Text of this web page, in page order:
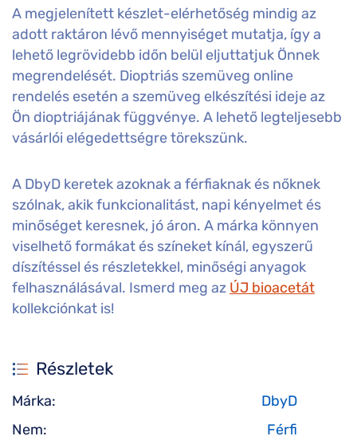
A megjelenített készlet-elérhetőség mindig az
adott raktáron lévő mennyiséget mutatja, így a
lehető legrövidebb időn belül eljuttatjuk Önnek
megrendelését. Dioptriás szemüveg online
rendelés esetén a szemüveg elkészítési ideje az
Ön dioptriájának függvénye. A lehető legteljesebb
vásárlói elégedettségre törekszünk.
A DbyD keretek azoknak a férfiaknak és nőknek
szólnak, akik funkcionalitást, napi kényelmet és
minőséget keresnek, jó áron. A márka könnyen
viselhető formákat és színeket kínál, egyszerű
díszítéssel és részletekkel, minőségi anyagok
felhasználásával. Ismerd meg az ÚJ bioacetát
kollekciónkat is!
Részletek
Márka:
DbyD
Nem:
Férfi